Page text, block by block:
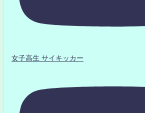
女子高生 サイキッカー